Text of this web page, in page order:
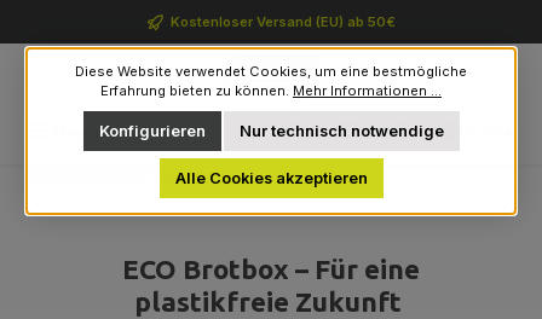
Zum Hauptinhalt springenKostenloser Versand (EU) ab 50€
Navigation Du hast 0 Produkte auf
Outdoor-Marken von A bis Z Eco Brotbox
ECO Brotbox – Für eine
plastikfreie Zukunft
Diese Website verwendet Cookies, um eine bestmögliche
Erfahrung bieten zu können. Mehr Informationen ...
Nur technisch notwendige
Konfigurieren
Alle Cookies akzeptieren